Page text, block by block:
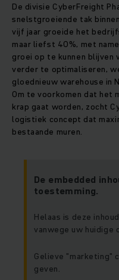
De divisie CyberFreight
snelstgroeiende tak
vijf jaar groeide het
maar liefst 40%, met
groei op te kunnen blijven
verder te optimaliseren,
gloednieuw warehouse in
Om te voorkomen dat het
krap gaat worden, zocht
logistiek concept dat
bestaande muren.
De embedded
toestemming.
Helaas is deze
vanwege uw huidige
Gelieve "marketing"
geven.